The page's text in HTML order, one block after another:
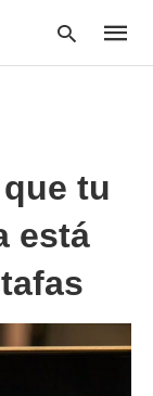
your
search
tu
está